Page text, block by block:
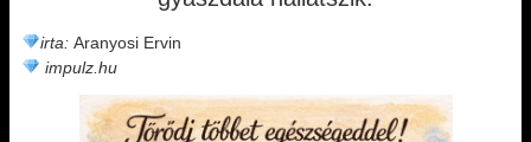
irta: Aranyosi Ervin
impulz.hu